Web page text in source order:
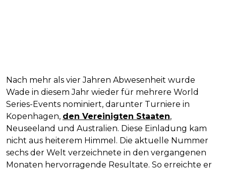
Nach mehr als vier Jahren Abwesenheit wurde
Wade in diesem Jahr wieder für mehrere World
Series-Events nominiert, darunter Turniere in
Kopenhagen, den Vereinigten Staaten,
Neuseeland und Australien. Diese Einladung kam
nicht aus heiterem Himmel. Die aktuelle Nummer
sechs der Welt verzeichnete in den vergangenen
Monaten hervorragende Resultate. So erreichte er